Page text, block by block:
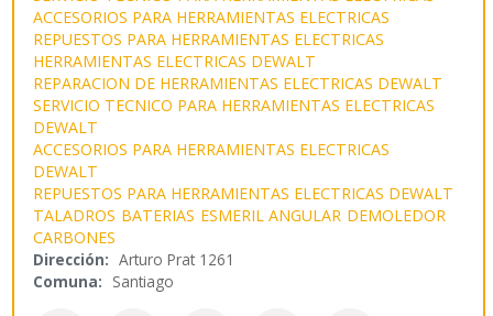
ACCESORIOS PARA HERRAMIENTAS ELECTRICAS
REPUESTOS PARA HERRAMIENTAS ELECTRICAS
HERRAMIENTAS ELECTRICAS DEWALT
REPARACION DE HERRAMIENTAS ELECTRICAS DEWALT
SERVICIO TECNICO PARA HERRAMIENTAS ELECTRICAS
DEWALT
ACCESORIOS PARA HERRAMIENTAS ELECTRICAS
DEWALT
REPUESTOS PARA HERRAMIENTAS ELECTRICAS DEWALT
TALADROS BATERIAS ESMERIL ANGULAR DEMOLEDOR
CARBONES
Dirección: Arturo Prat 1261
Comuna: Santiago